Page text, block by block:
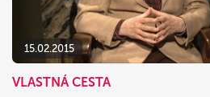
15.02.2015
VLASTNÁ CESTA